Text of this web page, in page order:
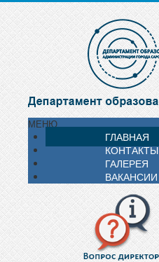
МЕНЮ
ГЛАВНАЯ
КОНТАКТЫ
ГАЛЕРЕЯ
ВАКАНСИИ